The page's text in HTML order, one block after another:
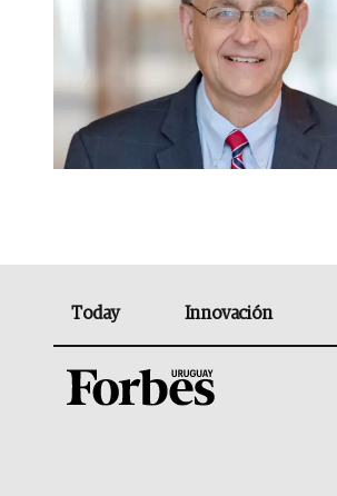
Today Innovación